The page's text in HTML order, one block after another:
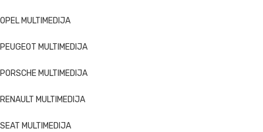
OPEL MULTIMEDIJA
PEUGEOT MULTIMEDIJA
PORSCHE MULTIMEDIJA
RENAULT MULTIMEDIJA
SEAT MULTIMEDIJA